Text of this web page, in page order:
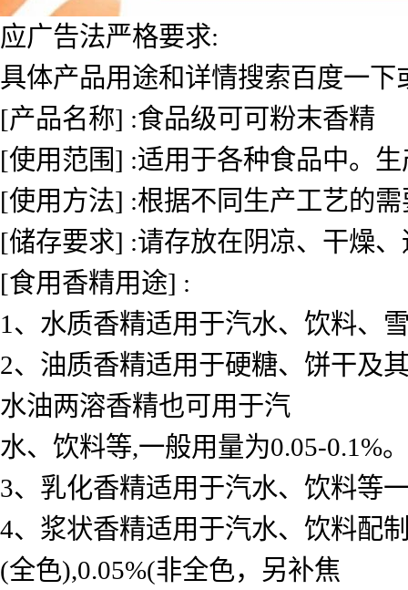
应广告法严格要求:
具体产品用途和详情搜索百度一
[产品名称] :食品级可可粉末香精
[使用范围] :适用于各种食品中。
[使用方法] :根据不同生产工艺的
[储存要求] :请存放在阴凉、干燥
[食用香精用途] :
1、水质香精适用于汽水、饮料、
2、油质香精适用于硬糖、饼干及
水油两溶香精也可用于汽
水、饮料等,一般用量为0.05-0.1%。
3、乳化香精适用于汽水、饮料等
4、浆状香精适用于汽水、饮料配
(全色),0.05%(非全色，另补焦